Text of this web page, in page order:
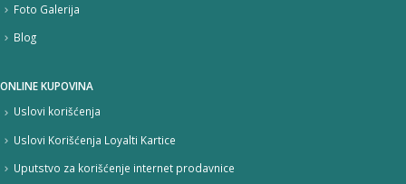
Foto Galerija
Blog
ONLINE KUPOVINA
Uslovi korišćenja
Uslovi Korišćenja Loyalti Kartice
Uputstvo za korišćenje internet prodavnice